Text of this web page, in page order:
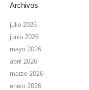
Archivos
julio 2026
junio 2026
mayo 2026
abril 2026
marzo 2026
enero 2026